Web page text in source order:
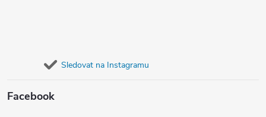
Sledovat na Instagramu
Facebook